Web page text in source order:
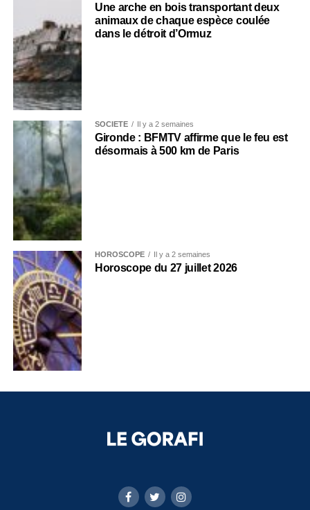
Une arche en bois transportant deux
animaux de chaque espèce coulée
dans le détroit d’Ormuz
SOCIÉTÉ Il y a 2 semaines
Gironde : BFMTV affirme que le feu est
désormais à 500 km de Paris
HOROSCOPE Il y a 2 semaines
Horoscope du 27 juillet 2026